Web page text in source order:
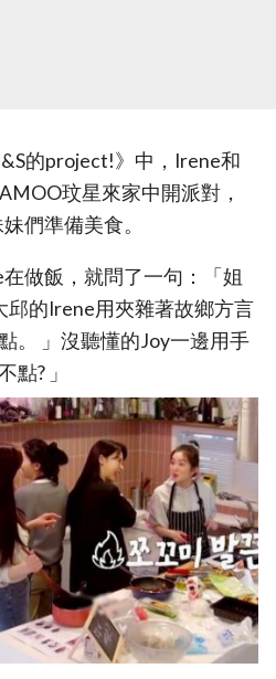
的project!》中，Irene和
玟星來家中開派對，
們準備美食。
做飯，就問了一句：「姐
邱的Irene用夾雜著故鄉方言
。 」沒聽懂的Joy一邊用手
? 」